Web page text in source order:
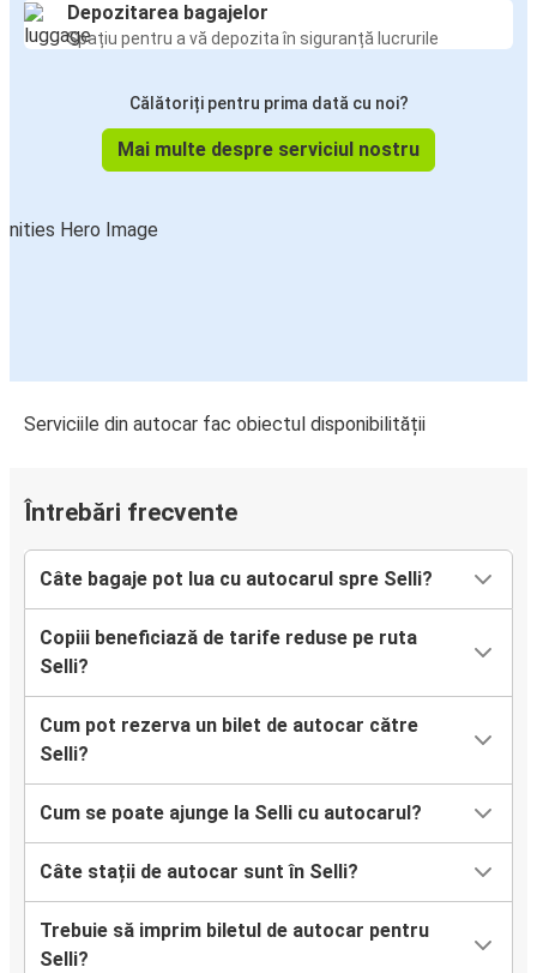
Depozitarea bagajelor
Spațiu pentru a vă depozita în siguranță lucrurile
Călătoriți pentru prima dată cu noi?
Mai multe despre serviciul nostru
Serviciile din autocar fac obiectul disponibilității
Întrebări frecvente
Câte bagaje pot lua cu autocarul spre Selli?
Copiii beneficiază de tarife reduse pe ruta
Selli?
Cum pot rezerva un bilet de autocar către
Selli?
Cum se poate ajunge la Selli cu autocarul?
Câte stații de autocar sunt în Selli?
Trebuie să imprim biletul de autocar pentru
Selli?